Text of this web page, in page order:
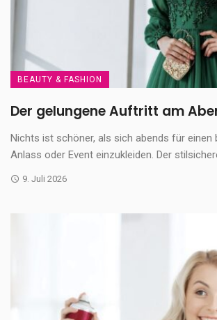
BEAUTY & FASHION
Der gelungene Auftritt am
Nichts ist schöner, als sich abends für einen
Anlass oder Event einzukleiden. Der
9. Juli 2026